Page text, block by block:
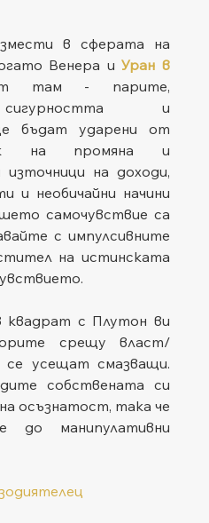
в сферата на
Венера и Уран в
там - парите,
и
бъдат ударени от
на промяна и
източници на доходи,
и необичайни начини
самочувствие са
с импулсивните
на истинската
квадрат с Плутон ви
срещу власт/
усещат смазващи.
собствената си
осъзнатост, така че
до манипулативни